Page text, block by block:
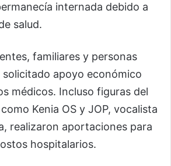
internada debido a
salud.
familiares y personas
solicitado apoyo económico
médicos. Incluso figuras del
Kenia OS y JOP, vocalista
realizaron aportaciones para
hospitalarios.